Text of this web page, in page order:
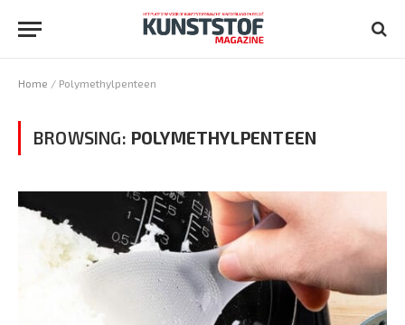
Home / Polymethylpenteen
BROWSING: POLYMETHYLPENTEEN